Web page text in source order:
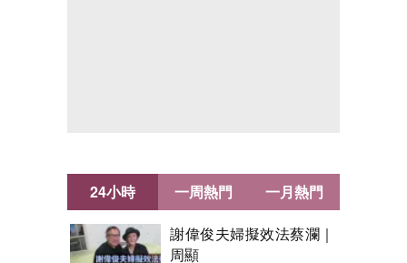
24小時
謝偉俊夫婦擬效法蔡瀾｜
周顯
一周熱門 一月熱門